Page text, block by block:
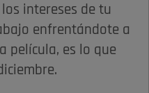
intereses de tu
enfrentándote a
película, es lo que